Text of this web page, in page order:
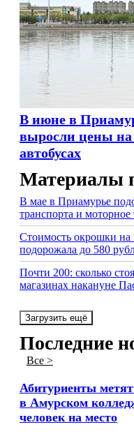
В июне в
выросли цены на
автобусах
Материалы
В мае в Приамурье
транспорта и моторное
Стоимость окрошки на
подорожала до 580
Почти 200: сколько
магазинах накануне
Загрузить ещё
Последние
Все >
Абитуриенты
в Амурском
человек на место